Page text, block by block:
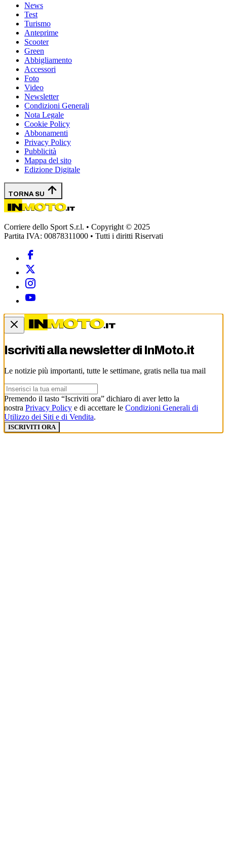
News
Test
Turismo
Anteprime
Scooter
Green
Abbigliamento
Accessori
Foto
Video
Newsletter
Condizioni Generali
Nota Legale
Cookie Policy
Abbonamenti
Privacy Policy
Pubblicità
Mappa del sito
Edizione Digitale
TORNA SU
Corriere dello Sport S.r.l. • Copyright © 2025
Partita IVA: 00878311000 • Tutti i diritti Riservati
Iscriviti alla newsletter di InMoto.it
Le notizie più importanti, tutte le settimane, gratis nella tua mail
Premendo il tasto “Iscriviti ora” dichiaro di aver letto la
nostra Privacy Policy e di accettare le Condizioni Generali di
Utilizzo dei Siti e di Vendita.
ISCRIVITI ORA